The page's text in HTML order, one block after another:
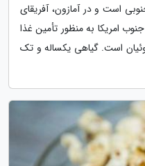
است و در آمازون، آفریقای
امریکا به منظور تأمین غذا
است. گیاهی یکساله و تک